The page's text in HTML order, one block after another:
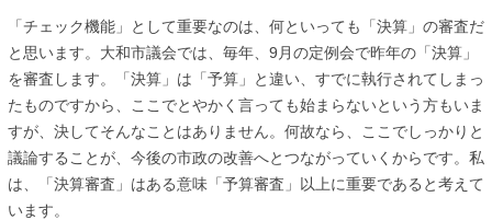
「チェック機能」として重要なのは、何といっても「決算」の審査だ
と思います。大和市議会では、毎年、9月の定例会で昨年の「決算」
を審査します。「決算」は「予算」と違い、すでに執行されてしまっ
たものですから、ここでとやかく言っても始まらないという方もいま
すが、決してそんなことはありません。何故なら、ここでしっかりと
議論することが、今後の市政の改善へとつながっていくからです。私
は、「決算審査」はある意味「予算審査」以上に重要であると考えて
います。